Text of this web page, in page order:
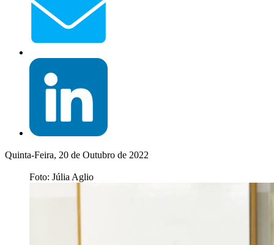
Quinta-Feira, 20 de Outubro de 2022
Foto: Júlia Aglio